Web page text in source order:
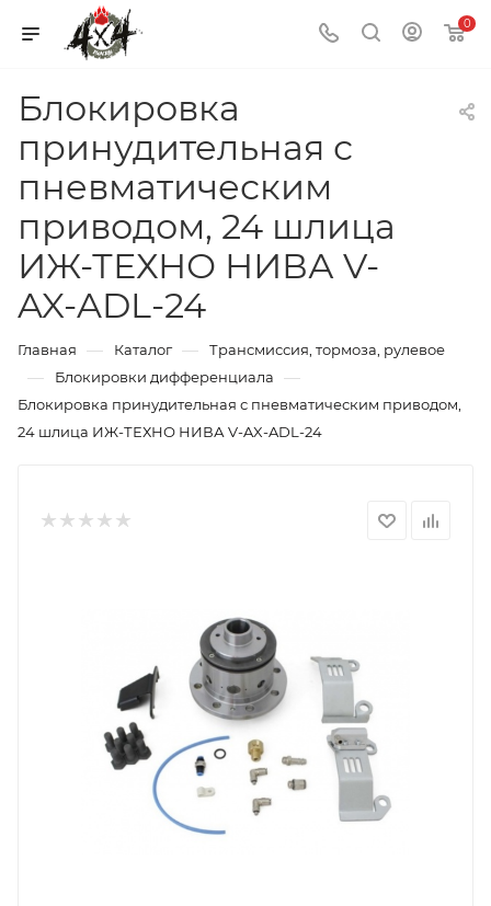
0
Блокировка
принудительная с
пневматическим
приводом, 24 шлица
ИЖ-ТЕХНО НИВА V-
AX-ADL-24
Главная — Каталог — Трансмиссия, тормоза, рулевое
— Блокировки дифференциала —
Блокировка принудительная с пневматическим приводом,
24 шлица ИЖ-ТЕХНО НИВА V-AX-ADL-24